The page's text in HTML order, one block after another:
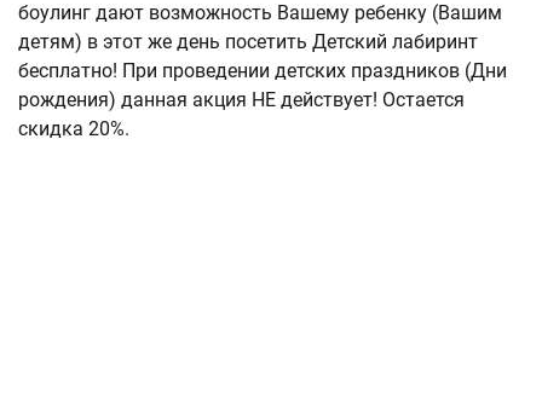
боулинг дают возможность Вашему ребенку (Вашим
детям) в этот же день посетить Детский лабиринт
бесплатно! При проведении детских праздников (Дни
рождения) данная акция НЕ действует! Остается
скидка 20%.